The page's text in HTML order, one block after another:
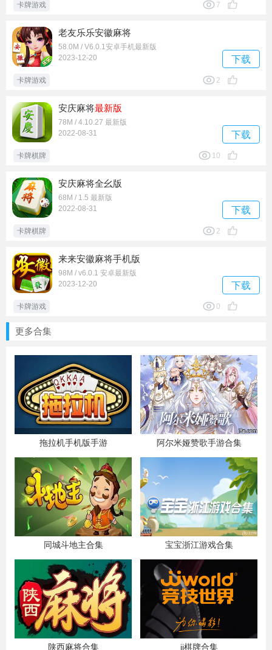
卡牌游戏 7
老友乐乐安徽麻将
58.0M / V6.0.1安卓手机最新版
2023-12-20
下载
卡牌游戏 2
安庆麻将最新版
78M / 4.10.27 最新版
2022-08-31
下载
卡牌棋牌 10
安庆麻将全幺版
68M / 1.5 最新版
2022-08-31
下载
卡牌棋牌 2
来来安徽麻将手机版
98M / v6.0.1 安卓最新版
2023-12-20
下载
卡牌游戏 0
更多合集
拖拉机手机版手游 阿尔米娅赞歌手游合集
同城斗地主合集 宝宝浙江游戏合集
陕西麻将合集 jj棋牌合集